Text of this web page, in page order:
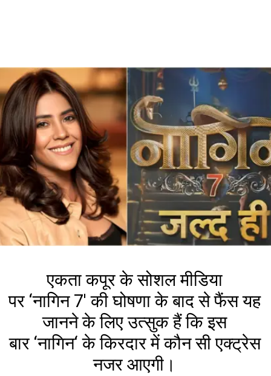
एकता कपूर के सोशल मीडिया
पर ‘नागिन 7′ की घोषणा के बाद से फैंस यह
जानने के लिए उत्सुक हैं कि इस
बार ‘नागिन‘ के किरदार में कौन सी एक्ट्रेस
नजर आएगी।